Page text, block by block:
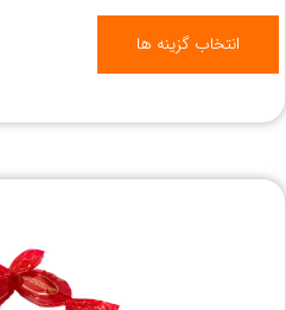
انتخاب گزینه ها